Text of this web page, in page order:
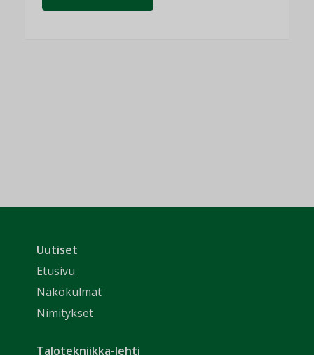
Uutiset
Etusivu
Näkökulmat
Nimitykset
Talotekniikka-lehti